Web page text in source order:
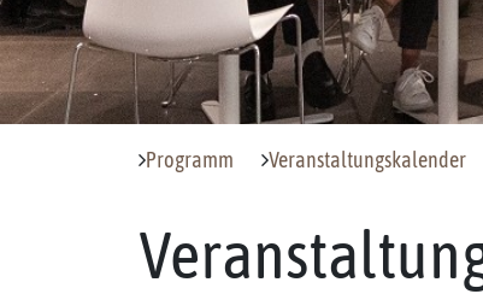
Programm Veranstaltungskalender